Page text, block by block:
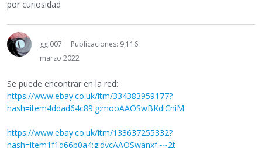
por curiosidad
ggl007
Publicaciones: 9,116
marzo 2022
Se puede encontrar en la red:
https://www.ebay.co.uk/itm/334383959177?
hash=item4ddad64c89:g:mooAAOSwBKdiCniM
https://www.ebay.co.uk/itm/133637255332?
hash=item1f1d66b0a4:g:dvcAAOSwanxf~~2t